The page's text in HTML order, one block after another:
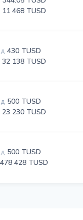
11 468 TUSD
430 TUSD
32 138 TUSD
500 TUSD
23 230 TUSD
500 TUSD
478 428 TUSD